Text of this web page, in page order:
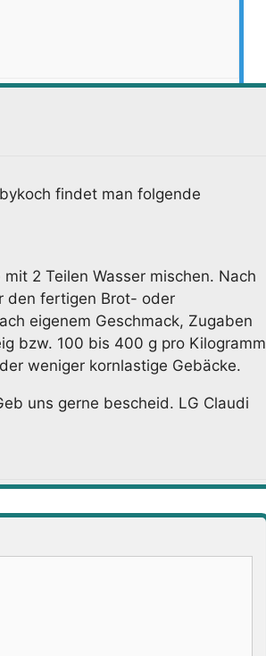
findet man folgende
2 Teilen Wasser mischen. Nach
den fertigen Brot- oder
eigenem Geschmack, Zugaben
bzw. 100 bis 400 g pro Kilogramm
weniger kornlastige Gebäcke.
uns gerne bescheid. LG Claudi